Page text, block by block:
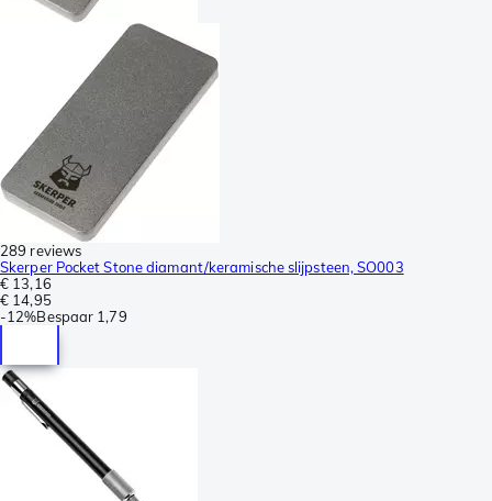
289 reviews
Skerper Pocket Stone diamant/keramische slijpsteen, SO003
€ 13,16
€ 14,95
-12%Bespaar 1,79